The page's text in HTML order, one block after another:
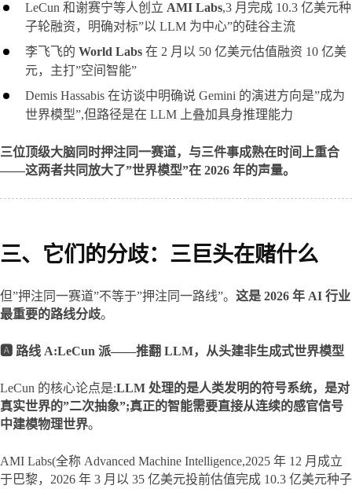
LeCun 和谢赛宁等人创立 AMI Labs,3 月完成 10.3 亿美元种
子轮融资，明确对标”以 LLM 为中心”的硅谷主流
李飞飞的 World Labs 在 2 月以 50 亿美元估值融资 10 亿美
元，主打”空间智能”
Demis Hassabis 在访谈中明确说 Gemini 的演进方向是”成为
世界模型”,但路径是在 LLM 上叠加具身推理能力
三位顶级大脑同时押注同一赛道，与三件事成熟在时间上重合
——这两者共同放大了”世界模型”在 2026 年的声量。
三、它们的分歧：三巨头在赌什么
但”押注同一赛道”不等于”押注同一路线”。 这是 2026 年 AI 行业
最重要的路线分歧。
🅰️ 路线 A:LeCun 派——推翻 LLM，从头建非生成式世界模型
LeCun 的核心论点是:LLM 处理的是人类发明的符号系统，是对
真实世界的”二次抽象”;真正的智能需要直接从连续的感官信号
中建模物理世界。
AMI Labs(全称 Advanced Machine Intelligence,2025 年 12 月成立
于巴黎，2026 年 3 月以 35 亿美元投前估值完成 10.3 亿美元种子